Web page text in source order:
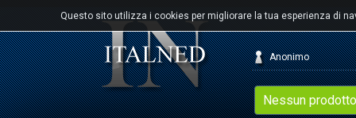
Questo sito utilizza i cookies per migliorare la tua esperienza di
Nessun
Anonimo